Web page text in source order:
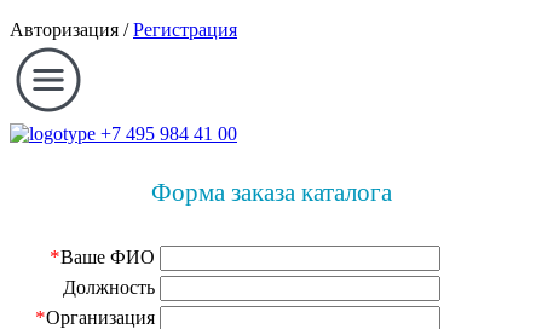
Авторизация /Регистрация
+7 495 984 41 00
Форма заказа каталога
*Ваше ФИО
Должность
*Организация